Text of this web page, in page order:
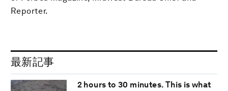
Reporter.
最新記事
2 hours to 30 minutes. This is what